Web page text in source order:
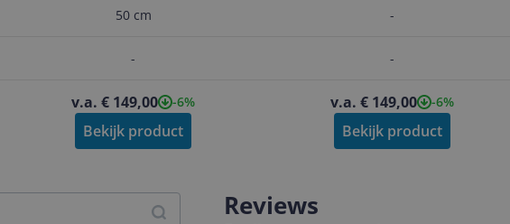
50 cm
-
v.a. € 149,00 -6%
Bekijk product
-
-
v.a. € 149,00 -6%
Bekijk product
Reviews